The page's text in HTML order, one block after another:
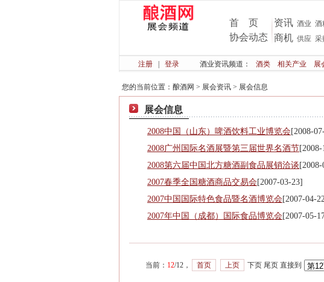
首 页
协会动态
资讯 酒业 酒
商机 供应 采
注册 登录 酒业资讯频道： 酒类 相关产业 展
您的当前位置： 酿酒网 > 展会资讯 > 展会信息
展会信息
2008中国（山东）啤酒饮料工业博览会[2008-
2008广州国际名酒展暨第三届世界名酒节[2008-
2008第六届中国北方糖酒副食品展销洽谈 [2008-
2007春季全国糖酒商品交易会[2007-03-23]
2007中国国际特色食品暨名酒博览会[2007-04-
2007年中国（成都）国际食品博览会[2007-05-
当前： 12/12， 首页 上页 下页 尾页 直接到